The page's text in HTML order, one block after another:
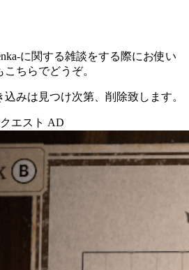
に関する雑談をする際にお使い
ちらでどうぞ。
みは見つけ次第、削除致します。
エスト AD